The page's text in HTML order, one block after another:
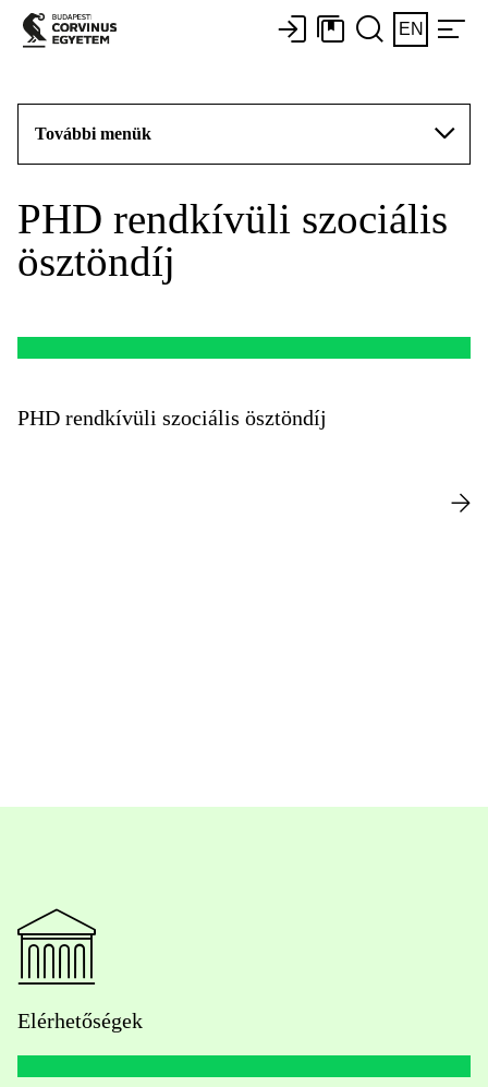
EN
További menük
PHD rendkívüli szociális
ösztöndíj
PHD rendkívüli szociális ösztöndíj
Elérhetőségek